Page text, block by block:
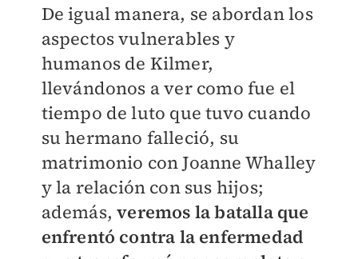
De igual manera, se abordan los
aspectos vulnerables y
humanos de Kilmer,
llevándonos a ver como fue el
tiempo de luto que tuvo cuando
su hermano falleció, su
matrimonio con Joanne Whalley
y la relación con sus hijos;
además,veremos la batalla que
enfrentó contra la enfermedad